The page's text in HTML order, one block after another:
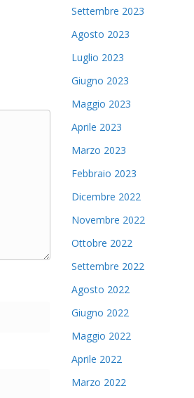
Settembre 2023
Agosto 2023
Luglio 2023
Giugno 2023
Maggio 2023
Aprile 2023
Marzo 2023
Febbraio 2023
Dicembre 2022
Novembre 2022
Ottobre 2022
Settembre 2022
Agosto 2022
Giugno 2022
Maggio 2022
Aprile 2022
Marzo 2022